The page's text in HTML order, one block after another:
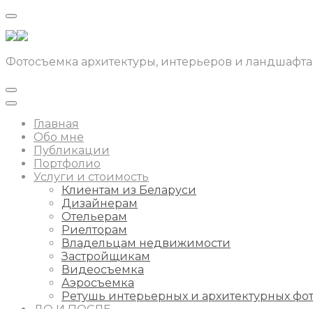
Фотосъемка архитектуры, интерьеров и ландшафта
Главная
Обо мне
Публикации
Портфолио
Услуги и стоимость
Клиентам из Беларуси
Дизайнерам
Отельерам
Риелторам
Владельцам недвижимости
Застройщикам
Видеосъемка
Аэросъемка
Ретушь интерьерных и архитектурных